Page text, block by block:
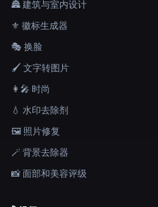
🏯 建筑与室内设计
⚜️ 徽标生成器
🎭 换脸
🖌️ 文字转图片
👩‍🎤 时尚
💧 水印去除剂
🖼️ 照片修复
🪄 背景去除器
📸 面部和美容评级